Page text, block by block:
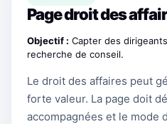
Page droit des
Objectif : Capter des
recherche de conseil.
Le droit des affaires peut
forte valeur. La page doit
accompagnées et le mode